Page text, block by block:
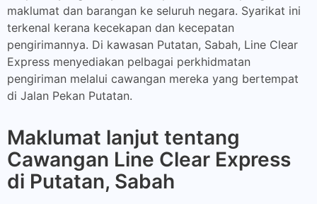
maklumat dan barangan ke seluruh negara. Syarikat ini
terkenal kerana kecekapan dan kecepatan
pengirimannya. Di kawasan Putatan, Sabah, Line Clear
Express menyediakan pelbagai perkhidmatan
pengiriman melalui cawangan mereka yang bertempat
di Jalan Pekan Putatan.
Maklumat lanjut tentang
Cawangan Line Clear Express
di Putatan, Sabah